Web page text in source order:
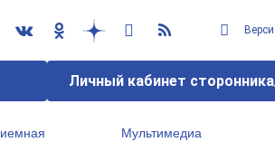
Личный кабинет
Мультимедиа